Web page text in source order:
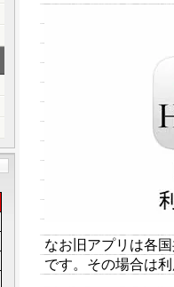
なお旧アプリは各
です。その場合は